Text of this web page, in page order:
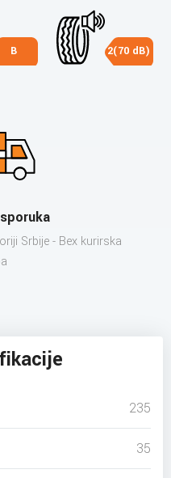
B 2(70 dB)
Srbije - Bex kurirska
235
35